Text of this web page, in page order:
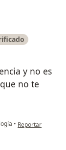
y no es
no te
• en opinión del
Reportar